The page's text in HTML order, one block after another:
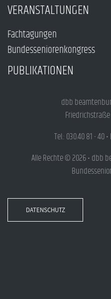
VERANSTALTUNGEN
Fachtagungen
Bundesseniorenkongress
PUBLIKATIONEN
dbb
Friedrichstraße
Tel.: 030.40 81 - 40
Alle Rechte © 2026 • dbb
DATENSCHUTZ